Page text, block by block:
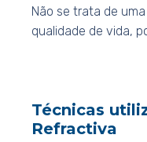
Não se trata de
qualidade de vida,
Técnicas
Refractiva